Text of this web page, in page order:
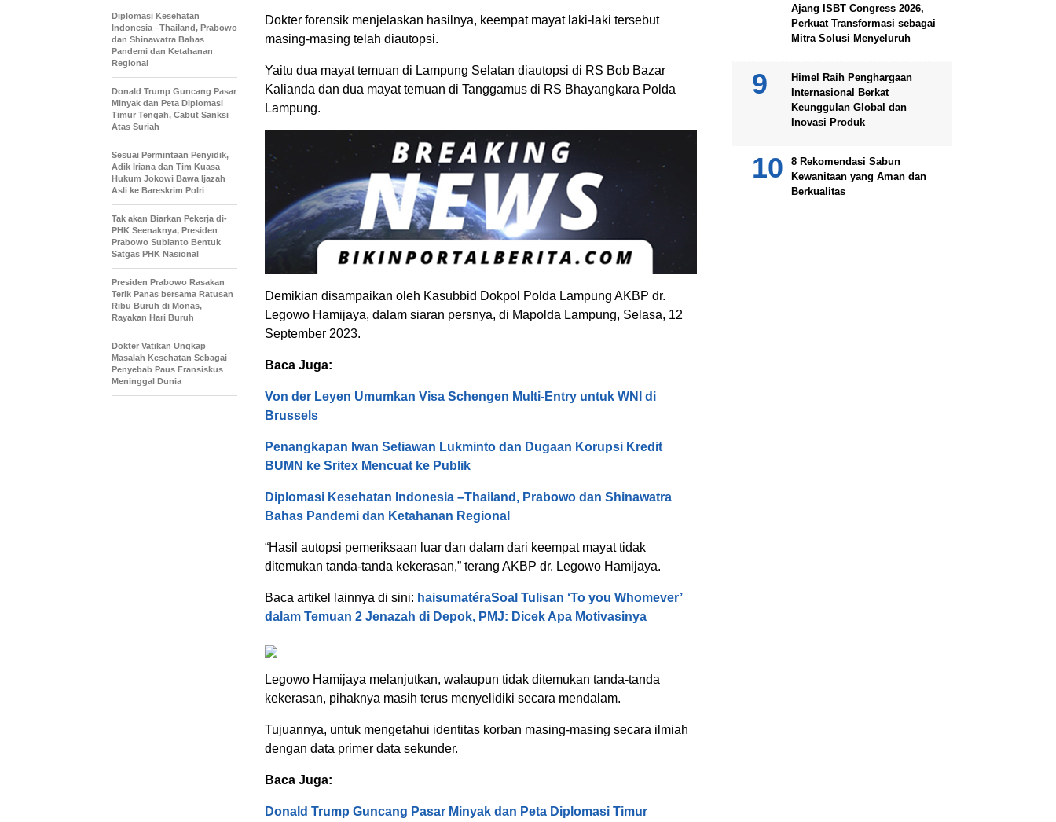
Dokter forensik menjelaskan hasilnya, keempat mayat laki-laki tersebut
masing-masing telah diautopsi.
Yaitu dua mayat temuan di Lampung Selatan diautopsi di RS Bob Bazar
Kalianda dan dua mayat temuan di Tanggamus di RS Bhayangkara Polda
Lampung.
Demikian disampaikan oleh Kasubbid Dokpol Polda Lampung AKBP dr.
Legowo Hamijaya, dalam siaran persnya, di Mapolda Lampung, Selasa, 12
September 2023.
Baca Juga:
Von der Leyen Umumkan Visa Schengen Multi-Entry untuk WNI di
Brussels
Penangkapan Iwan Setiawan Lukminto dan Dugaan Korupsi Kredit
BUMN ke Sritex Mencuat ke Publik
Diplomasi Kesehatan Indonesia –Thailand, Prabowo dan Shinawatra
Bahas Pandemi dan Ketahanan Regional
“Hasil autopsi pemeriksaan luar dan dalam dari keempat mayat tidak
ditemukan tanda-tanda kekerasan,” terang AKBP dr. Legowo Hamijaya.
Baca artikel lainnya di sini: haisumatéraSoal Tulisan ‘To you Whomever’
dalam Temuan 2 Jenazah di Depok, PMJ: Dicek Apa Motivasinya
Legowo Hamijaya melanjutkan, walaupun tidak ditemukan tanda-tanda
kekerasan, pihaknya masih terus menyelidiki secara mendalam.
Tujuannya, untuk mengetahui identitas korban masing-masing secara ilmiah
dengan data primer data sekunder.
Baca Juga:
Donald Trump Guncang Pasar Minyak dan Peta Diplomasi Timur
Diplomasi Kesehatan
Indonesia –Thailand, Prabowo
dan Shinawatra Bahas
Pandemi dan Ketahanan
Regional
Donald Trump Guncang Pasar
Minyak dan Peta Diplomasi
Timur Tengah, Cabut Sanksi
Atas Suriah
Sesuai Permintaan Penyidik,
Adik Iriana dan Tim Kuasa
Hukum Jokowi Bawa Ijazah
Asli ke Bareskrim Polri
Tak akan Biarkan Pekerja di-
PHK Seenaknya, Presiden
Prabowo Subianto Bentuk
Satgas PHK Nasional
Presiden Prabowo Rasakan
Terik Panas bersama Ratusan
Ribu Buruh di Monas,
Rayakan Hari Buruh
Dokter Vatikan Ungkap
Masalah Kesehatan Sebagai
Penyebab Paus Fransiskus
Meninggal Dunia
Ajang ISBT Congress 2026,
Perkuat Transformasi sebagai
Mitra Solusi Menyeluruh
Himel Raih Penghargaan
Internasional Berkat
Keunggulan Global dan
Inovasi Produk
8 Rekomendasi Sabun
Kewanitaan yang Aman dan
Berkualitas